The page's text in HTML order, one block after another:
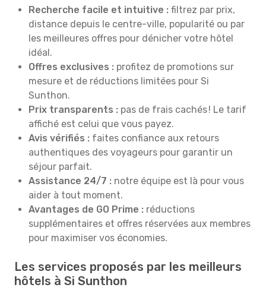
Recherche facile et intuitive : filtrez par prix,
distance depuis le centre-ville, popularité ou par
les meilleures offres pour dénicher votre hôtel
idéal.
Offres exclusives : profitez de promotions sur
mesure et de réductions limitées pour Si
Sunthon.
Prix transparents : pas de frais cachés ! Le tarif
affiché est celui que vous payez.
Avis vérifiés : faites confiance aux retours
authentiques des voyageurs pour garantir un
séjour parfait.
Assistance 24/7 : notre équipe est là pour vous
aider à tout moment.
Avantages de GO Prime : réductions
supplémentaires et offres réservées aux membres
pour maximiser vos économies.
Les services proposés par les meilleurs
hôtels à Si Sunthon